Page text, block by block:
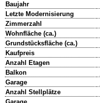
Baujahr
Letzte Modernisierung
Zimmerzahl
Wohnfläche (ca.)
Grundstücksfläche (ca.)
Kaufpreis
Anzahl Etagen
Balkon
Garage
Anzahl Stellplätze